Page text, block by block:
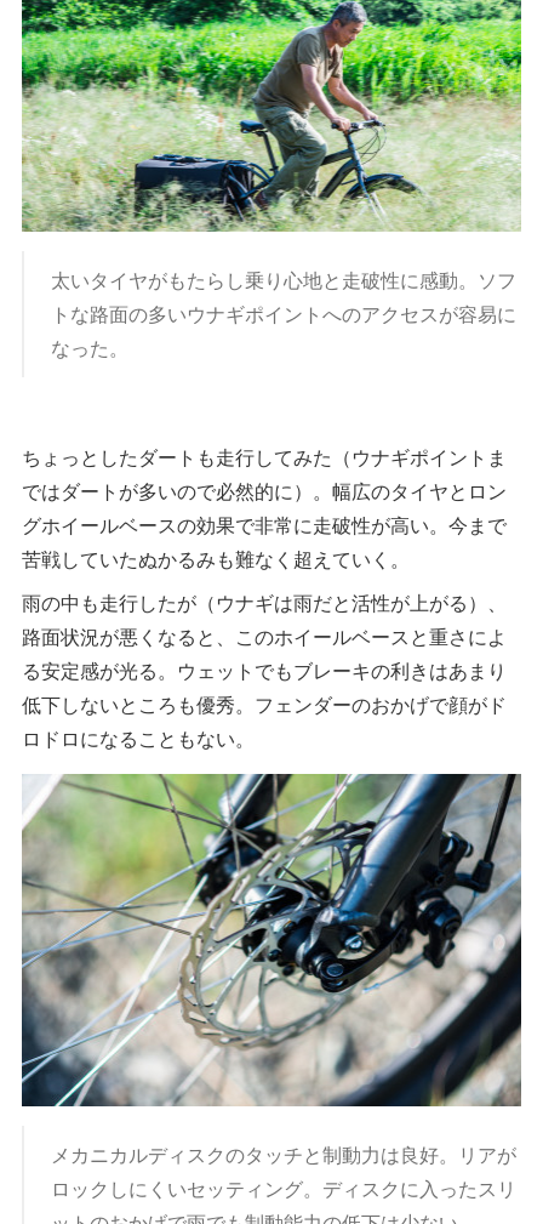
太いタイヤがもたらし乗り心地と走破性に感動。ソフ
トな路面の多いウナギポイントへのアクセスが容易に
なった。
ちょっとしたダートも走行してみた（ウナギポイントま
ではダートが多いので必然的に）。幅広のタイヤとロン
グホイールベースの効果で非常に走破性が高い。今まで
苦戦していたぬかるみも難なく超えていく。
雨の中も走行したが（ウナギは雨だと活性が上がる）、
路面状況が悪くなると、このホイールベースと重さによ
る安定感が光る。ウェットでもブレーキの利きはあまり
低下しないところも優秀。フェンダーのおかげで顔がド
ロドロになることもない。
メカニカルディスクのタッチと制動力は良好。リアが
ロックしにくいセッティング。ディスクに入ったスリ